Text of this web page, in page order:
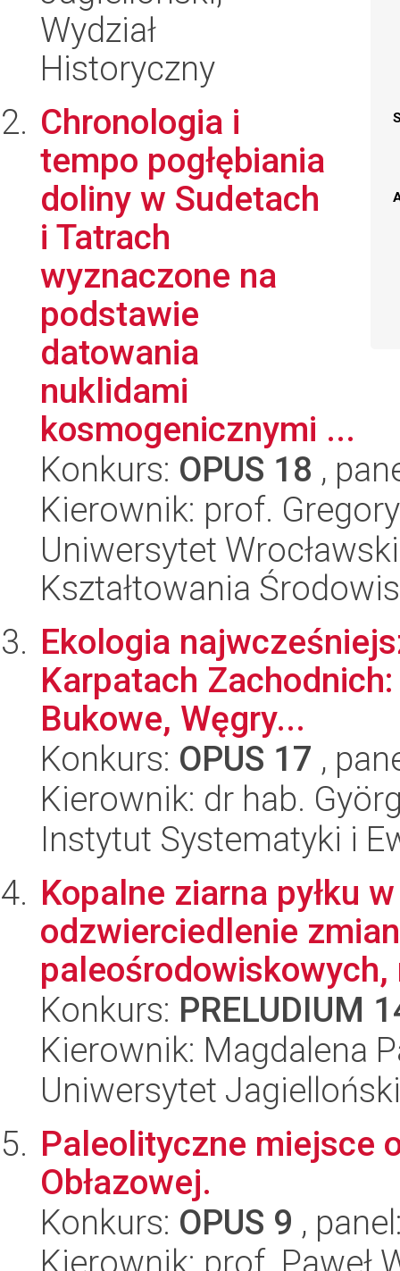
Wydział
Historyczny
Chronologia i
tempo pogłębiania
doliny w Sudetach
i Tatrach
wyznaczone na
podstawie
datowania
nuklidami
kosmogenicznymi ...
Konkurs: OPUS 18 ,
Kierownik: prof.
Uniwersytet
Kształtowania
Ekologia
Karpatach
Bukowe, Węgry...
Konkurs: OPUS 17 ,
Kierownik: dr hab.
Instytut Systematyki i
Kopalne ziarna pyłku
odzwierciedlenie
paleośrodowiskowych,
Konkurs: PRELUDIUM
Kierownik: Magdalena
Uniwersytet
Paleolityczne miejsce
Obłazowej.
Konkurs: OPUS 9 ,
Kierownik: prof. Paweł